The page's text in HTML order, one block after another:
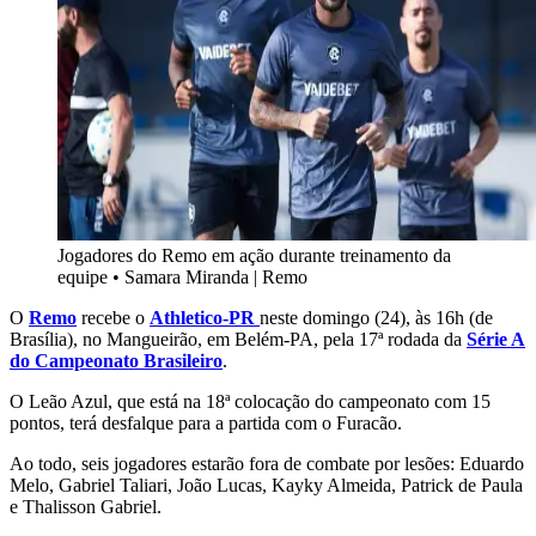
Jogadores do Remo em ação durante treinamento da
equipe • Samara Miranda | Remo
O Remo recebe o Athletico-PR neste domingo (24), às 16h (de
Brasília), no Mangueirão, em Belém-PA, pela 17ª rodada da Série A
do Campeonato Brasileiro.
O Leão Azul, que está na 18ª colocação do campeonato com 15
pontos, terá desfalque para a partida com o Furacão.
Ao todo, seis jogadores estarão fora de combate por lesões: Eduardo
Melo, Gabriel Taliari, João Lucas, Kayky Almeida, Patrick de Paula
e Thalisson Gabriel.